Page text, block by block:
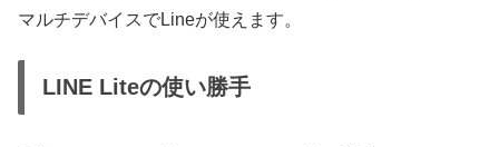
マルチデバイスでLineが使えます。
LINE Liteの使い勝手